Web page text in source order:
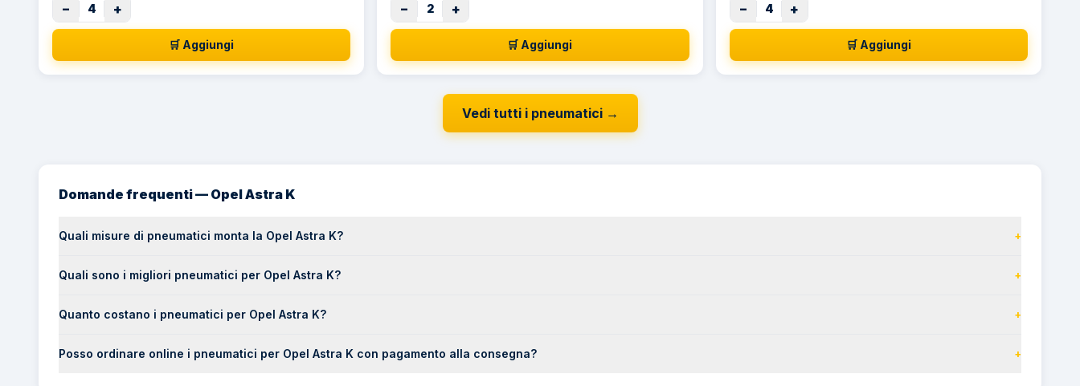
− 4 +
🛒 Aggiungi
− 2 +
🛒 Aggiungi
− 4 +
🛒 Aggiungi
Vedi tutti i pneumatici→
Domande frequenti — Opel Astra K
Quali misure di pneumatici monta la Opel Astra K? +
Quali sono i migliori pneumatici per Opel Astra K? +
Quanto costano i pneumatici per Opel Astra K? +
Posso ordinare online i pneumatici per Opel Astra K con pagamento alla consegna? +